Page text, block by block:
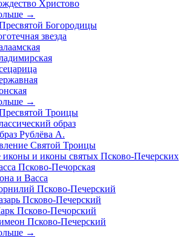
Христово
→
Богородицы
звезда
→
Троицы
образ
Рублёва А.
Святой Троицы
и иконы святых Псково-Печерских
Псково-Печорская
и Васса
Псково-Печерский
Псково-Печерский
Псково-Печорский
Псково-Печерский
→